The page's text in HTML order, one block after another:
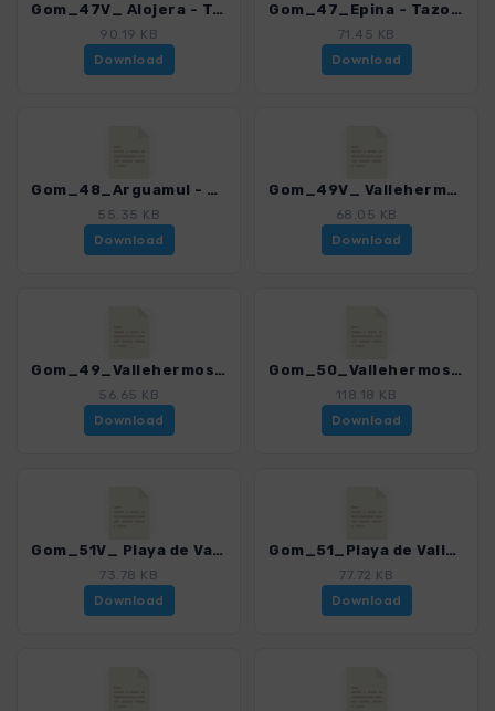
Gom_47V_ Alojera - Tazo - Epina_4007_15.gpx
90.19 KB
Download
Gom_47_Epina - Tazo - Epina_4007_15.gpx
71.45 KB
Download
Gom_48_Arguamul - Playa_4007_15.gpx
55.35 KB
Download
Gom_49V_ Vallehermoso - Chorros de Epina - La Meseta_4007_15.gpx
68.05 KB
Download
Gom_49_Vallehermoso - Chorros de Epina - Macayo_4007_15.gpx
56.65 KB
Download
Gom_50_Vallehermoso - Cumbre de Chijere_4007_15.gpx
118.18 KB
Download
Gom_51V_ Playa de Vallehermoso - Playa de la Sepultura_4007_15.gpx
73.78 KB
Download
Gom_51_Playa de Vallehermoso - Punta de la Sepultura - Simancas_4007_15.gpx
77.72 KB
Download